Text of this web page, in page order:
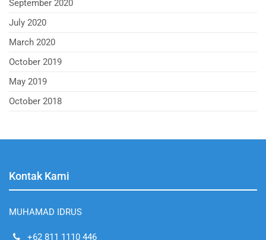
September 2020
July 2020
March 2020
October 2019
May 2019
October 2018
Kontak Kami
MUHAMAD IDRUS
+62 811 1110 446